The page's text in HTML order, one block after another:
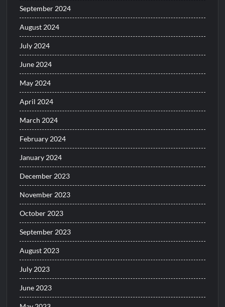
September 2024
August 2024
July 2024
June 2024
May 2024
April 2024
March 2024
February 2024
January 2024
December 2023
November 2023
October 2023
September 2023
August 2023
July 2023
June 2023